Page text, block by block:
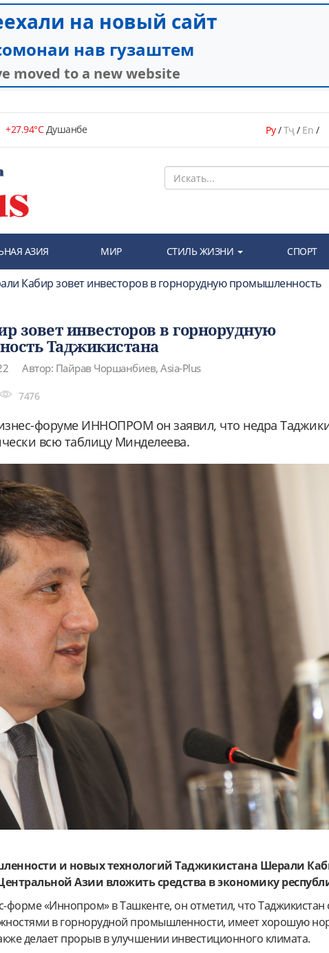
+27.94°CДушанбе Ру/Тҷ/ En /
АЗИЯ МИР СТИЛЬ ЖИЗНИ СПОРТ
Кабир зовет инвесторов в горнорудную промышленность
зовет инвесторов в горнорудную
Таджикистана
Автор: Пайрав Чоршанбиев, Asia-Plus
7476
форуме ИННОПРОМ он заявил, что недра
всю таблицу Минделеева.
и новых технологий Таджикистана Шерали
Азии вложить средства в экономику
форме «Иннопром» в Ташкенте, он отметил, что Таджикистан
в горнорудной промышленности, имеет хорошую
делает прорыв в улучшении инвестиционного климата.